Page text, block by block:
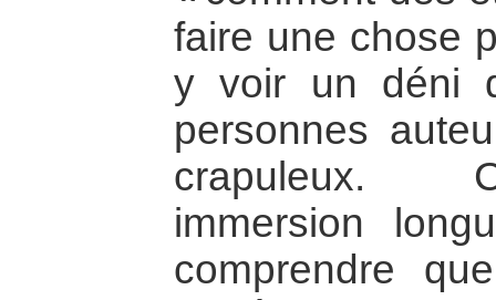
faire une chose
y voir un déni
personnes
crapuleux.
immersion
comprendre